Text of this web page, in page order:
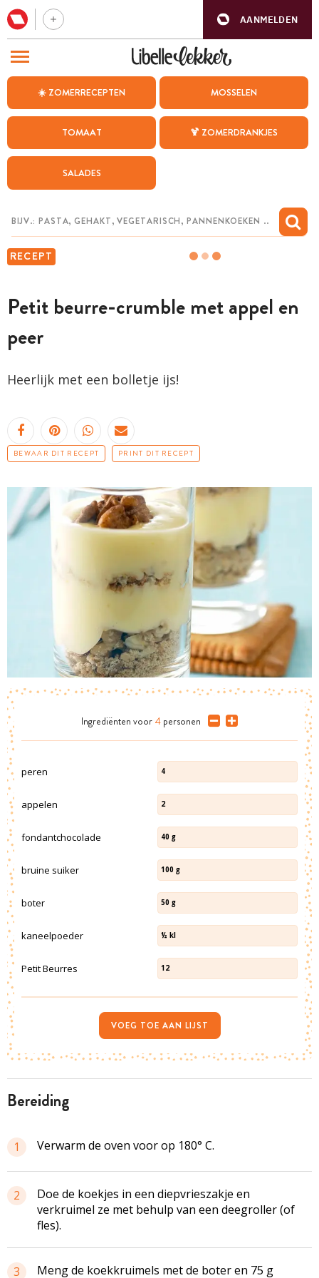
AANMELDEN
☀️ ZOMERRECEPTEN MOSSELEN
TOMAAT 🍹 ZOMERDRANKJES
SALADES
RECEPT
Petit beurre-crumble met appel en
peer
Heerlijk met een bolletje ijs!
BEWAAR DIT RECEPT PRINT DIT RECEPT
bereiding
1 Verwarm de oven voor op 180° C.
2
Doe de koekjes in een diepvrieszakje en
verkruimel ze met behulp van een deegroller (of
fles).
3
Meng de koekkruimels met de boter en 75 g
Ingrediënten voor 4 personen
peren 4
appelen 2
fondantchocolade 40 g
bruine suiker 100 g
boter 50 g
kaneelpoeder ½ kl
Petit Beurres 12
VOEG TOE AAN LIJST
BEZOEK ONZE ANDERE WEBSITES
WEEKMENU
CHAT MET MAIA
MIJN BEWAARDE RECEPTEN